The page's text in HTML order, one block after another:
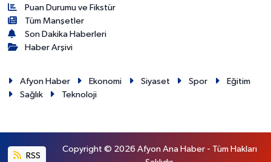
Puan Durumu ve Fikstür
Tüm Manşetler
Son Dakika Haberleri
Haber Arşivi
Afyon Haber Ekonomi Siyaset Spor
Eğitim
Sağlık
Teknoloji
RSS
Copyright © 2026 Afyon Ana Haber - Tüm Hakları